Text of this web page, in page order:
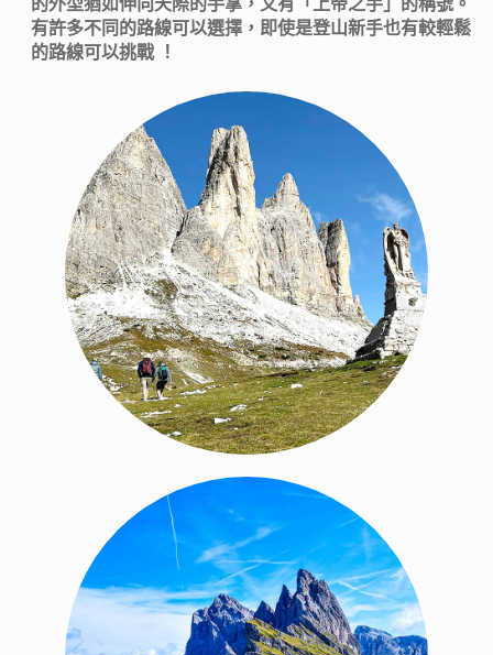
的外型猶如伸向天際的手掌，又有「上帝之手」的稱號。
有許多不同的路線可以選擇，即使是登山新手也有較輕鬆
的路線可以挑戰 ！